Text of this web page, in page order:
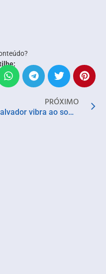
PRÓXIMO
Salvador vibra ao som da resistência com cortejos, afrobeat e reggae